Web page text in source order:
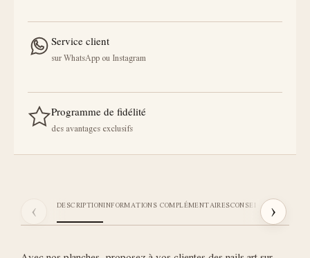
Service client
sur WhatsApp ou Instagram
Programme de fidélité
des avantages exclusifs
‹ DESCRIPTIONINFORMATIONS COMPLÉMENTAIRESCONSEILS STICKI
›